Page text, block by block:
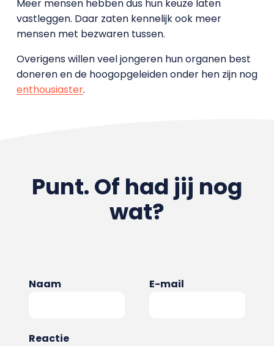
Meer mensen hebben dus hun keuze laten
vastleggen. Daar zaten kennelijk ook meer
mensen met bezwaren tussen.
Overigens willen veel jongeren hun organen best
doneren en de hoogopgeleiden onder hen zijn nog
enthousiaster.
Punt. Of had jij nog
wat?
Naam E-mail
Reactie